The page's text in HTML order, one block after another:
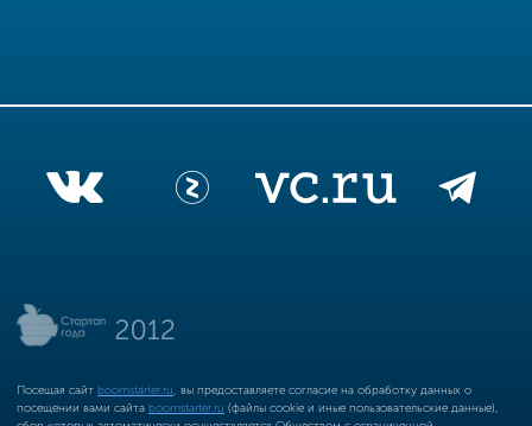
Посещая сайт boomstarter.ru , вы предоставляете согласие на обработку данных о
посещении вами сайта boomstarter.ru (файлы cookie и иные пользовательские данные),